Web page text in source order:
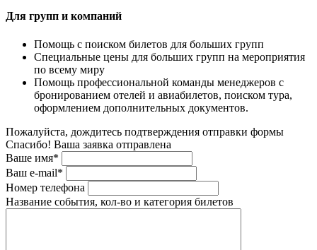
Для групп и компаний
Помощь с поиском билетов для больших групп
Специальные цены для больших групп на мероприятия
по всему миру
Помощь профессиональной команды менеджеров с
бронированием отелей и авиабилетов, поиском тура,
оформлением дополнительных документов.
Пожалуйста, дождитесь подтверждения отправки формы
Спасибо! Ваша заявка отправлена
Ваше имя*
Ваш e-mail*
Номер телефона
Название события, кол-во и категория билетов